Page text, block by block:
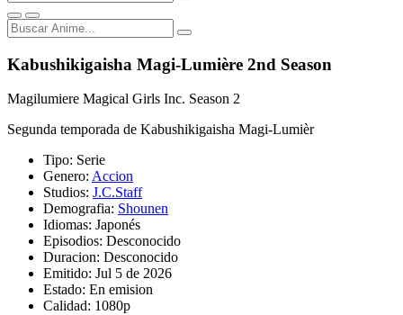
Kabushikigaisha Magi-Lumière 2nd Season
Magilumiere Magical Girls Inc. Season 2
Segunda temporada de Kabushikigaisha Magi-Lumièr
Tipo: Serie
Genero: Accion
Studios: J.C.Staff
Demografia: Shounen
Idiomas: Japonés
Episodios: Desconocido
Duracion: Desconocido
Emitido: Jul 5 de 2026
Estado: En emision
Calidad: 1080p